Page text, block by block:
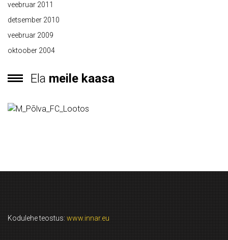
veebruar 2011
detsember 2010
veebruar 2009
oktoober 2004
Ela meile kaasa
Kodulehe teostus: www.innar.eu